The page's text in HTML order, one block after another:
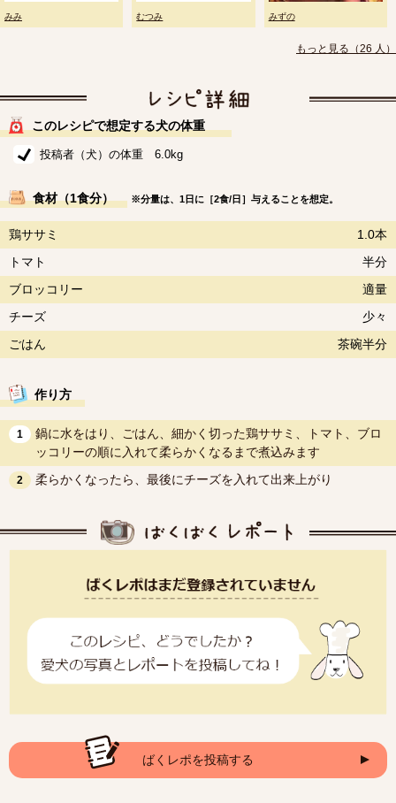
みみ むつみ みずの
もっと見る（26 人）
このレシピで想定する犬の体重
投稿者（犬）の体重 6.0kg
食材（1食分） ※分量は、1日に［2食/日］与えることを想定。
鶏ササミ
1.0本
トマト
半分
ブロッコリー
適量
チーズ
少々
ごはん
茶碗半分
作り方
1
鍋に水をはり、ごはん、細かく切った鶏ササミ、トマト、ブロ
ッコリーの順に入れて柔らかくなるまで煮込みます
2 柔らかくなったら、最後にチーズを入れて出来上がり
ばくレポを投稿する